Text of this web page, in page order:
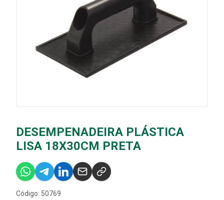
DESEMPENADEIRA PLÁSTICA
LISA 18X30CM PRETA
Código: 50769